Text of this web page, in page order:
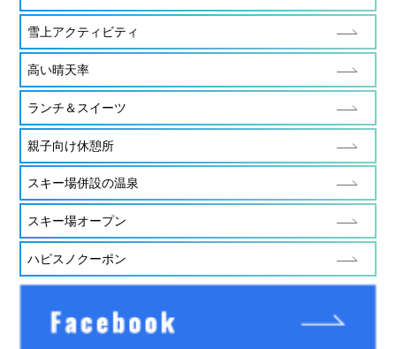
雪上アクティビティ
高い晴天率
ランチ＆スイーツ
親子向け休憩所
スキー場併設の温泉
スキー場オープン
ハピスノクーポン